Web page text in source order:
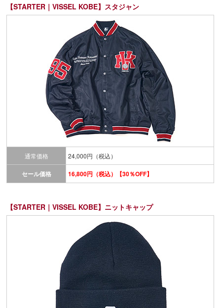
【STARTER｜VISSEL KOBE】 スタジャン
通常価格 24,000円（税込）
セール価格 16,800円（税込）【30％OFF】
【STARTER｜VISSEL KOBE】ニットキャップ